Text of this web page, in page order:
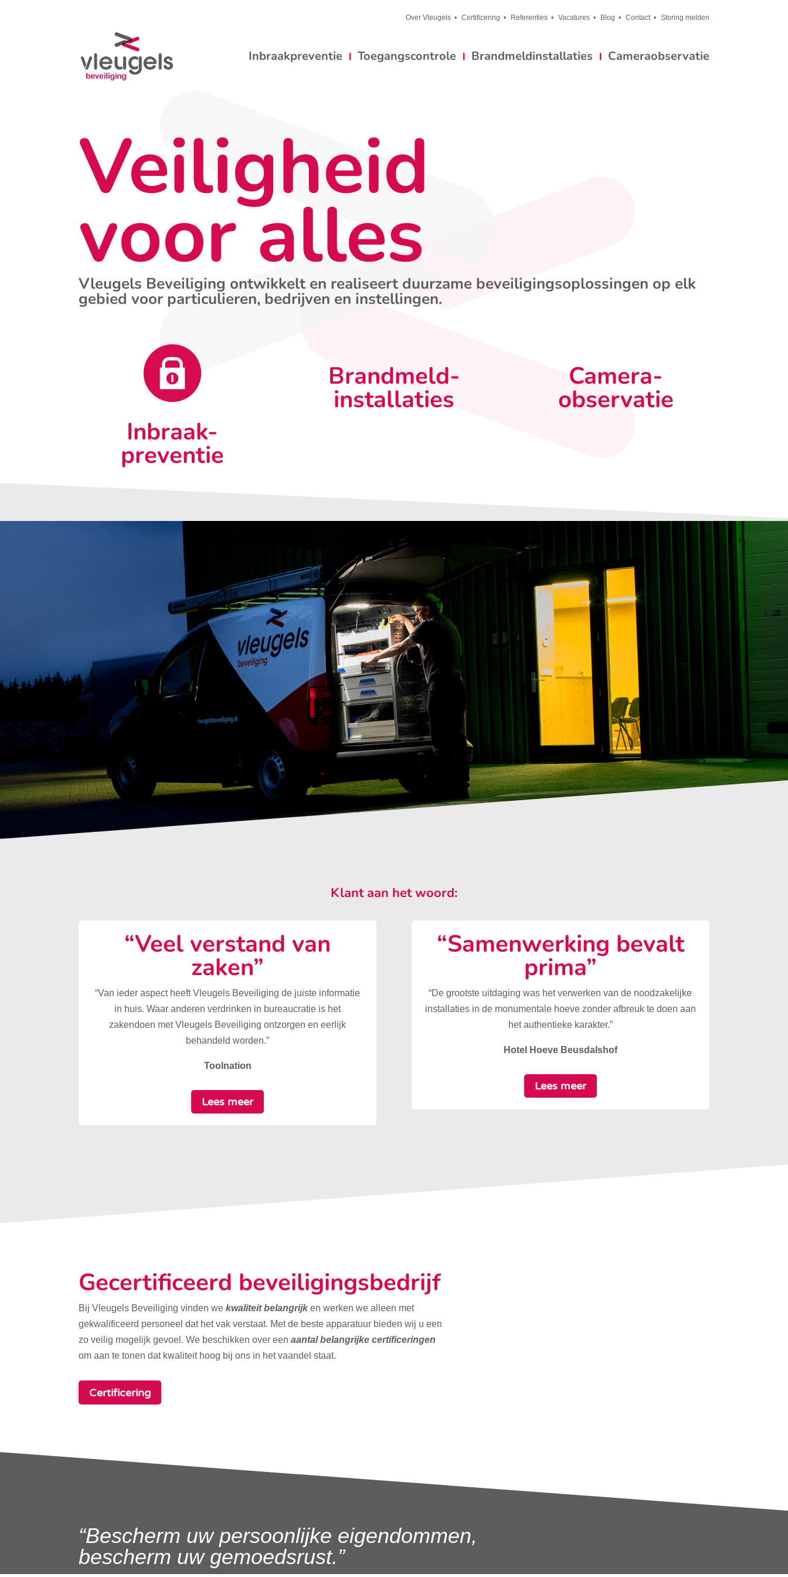
Over Vleugels Certificering Referenties Vacatures Blog Contact Storing melden
Inbraakpreventie Toegangscontrole Brandmeldinstallaties Cameraobservatie
Veiligheid
voor alles
Vleugels Beveiliging ontwikkelt en realiseert duurzame beveiligingsoplossingen op elk
gebied voor particulieren, bedrijven en instellingen.
Inbraak-
preventie
Brandmeld-
installaties
Camera-
observatie
Klant aan het woord:
“Veel verstand van
zaken”
“Van ieder aspect heeft Vleugels Beveiliging de juiste informatie
in huis. Waar anderen verdrinken in bureaucratie is het
zakendoen met Vleugels Beveiliging ontzorgen en eerlijk
behandeld worden.”
Toolnation
Lees meer
“Samenwerking bevalt
prima”
“De grootste uitdaging was het verwerken van de noodzakelijke
installaties in de monumentale hoeve zonder afbreuk te doen aan
het authentieke karakter.”
Hotel Hoeve Beusdalshof
Lees meer
Gecertificeerd beveiligingsbedrijf
Bij Vleugels Beveiliging vinden wekwaliteit belangrijk en werken we alleen met
gekwalificeerd personeel dat het vak verstaat. Met de beste apparatuur bieden wij u een
zo veilig mogelijk gevoel. We beschikken over eenaantal belangrijke certificeringen
om aan te tonen dat kwaliteit hoog bij ons in het vaandel staat.
Certificering
“Bescherm uw persoonlijke eigendommen,
bescherm uw gemoedsrust.”